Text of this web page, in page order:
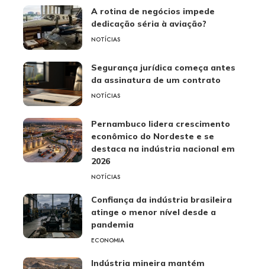
A rotina de negócios impede
dedicação séria à aviação?
NOTÍCIAS
Segurança jurídica começa antes
da assinatura de um contrato
NOTÍCIAS
Pernambuco lidera crescimento
econômico do Nordeste e se
destaca na indústria nacional em
2026
NOTÍCIAS
Confiança da indústria brasileira
atinge o menor nível desde a
pandemia
ECONOMIA
Indústria mineira mantém